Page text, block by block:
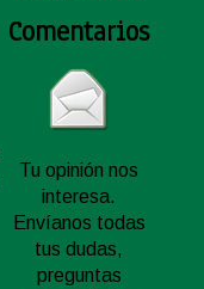
Comentarios
Tu opinión nos
interesa.
Envíanos todas
tus dudas,
preguntas